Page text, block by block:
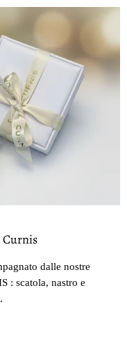
Curnis
dalle nostre
: scatola, nastro e